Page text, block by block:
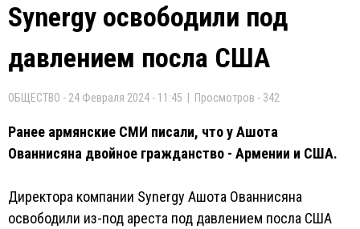
Synergy освободили под
давлением посла США
ОБЩЕСТВО - 24 Февраля 2024 - 11:45 | Просмотров - 342
Ранее армянские СМИ писали, что у Ашота
Ованнисяна двойное гражданство - Армении и США.
Директора компании Synergy Ашота Ованнисяна
освободили из-под ареста под давлением посла США